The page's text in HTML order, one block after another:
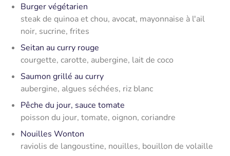
Burger végétarien
steak de quinoa et chou, avocat, mayonnaise à l'ail
noir, sucrine, frites
Seitan au curry rouge
courgette, carotte, aubergine, lait de coco
Saumon grillé au curry
aubergine, algues séchées, riz blanc
Pêche du jour, sauce tomate
poisson du jour, tomate, oignon, coriandre
Nouilles Wonton
raviolis de langoustine, nouilles, bouillon de volaille